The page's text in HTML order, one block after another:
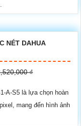
NÉT DAHUA
₫
A-S5 là lựa chọn hoàn
mang đến hình ảnh